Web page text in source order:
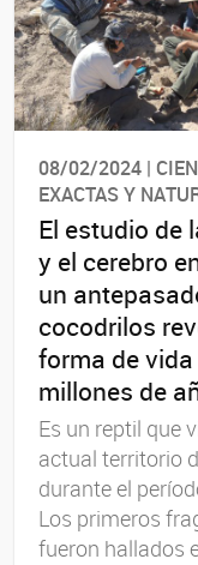
08/02/2024 |
EXACTAS Y
El estudio de
y el cerebro
un
cocodrilos
forma de
millones de
Es un reptil que
actual territorio
durante el
Los primeros
fueron hallados